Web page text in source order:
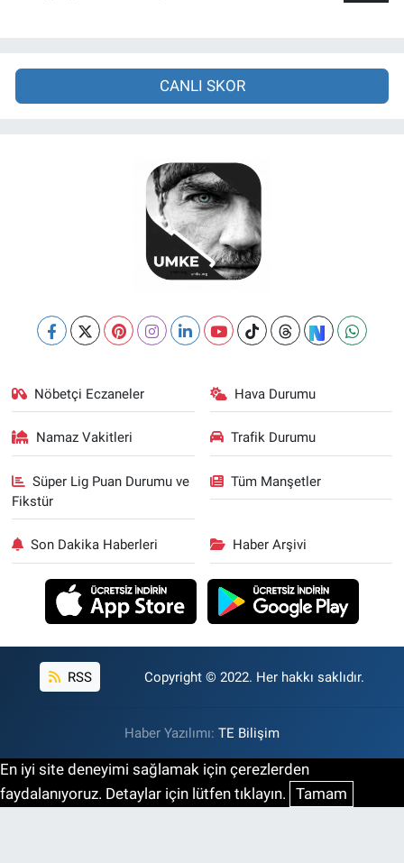
CANLI SKOR
Nöbetçi Eczaneler Hava Durumu
Namaz Vakitleri Trafik Durumu
Süper Lig Puan Durumu ve
Fikstür
Tüm Manşetler
Son Dakika Haberleri Haber Arşivi
RSS Copyright © 2022. Her hakkı saklıdır.
Haber Yazılımı: TE Bilişim
En iyi site deneyimi sağlamak için çerezlerden
faydalanıyoruz. Detaylar için lütfen tıklayın. Tamam